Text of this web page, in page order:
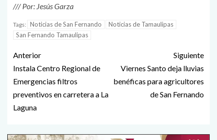
/// Por: Jesús Garza
Tags: Noticias de San Fernando
Noticias de Tamaulipas
San Fernando Tamaulipas
Anterior
Instala Centro Regional de
Emergencias filtros
preventivos en carretera a La
Laguna
Siguiente
Viernes Santo deja lluvias
benéficas para agricultores
de San Fernando